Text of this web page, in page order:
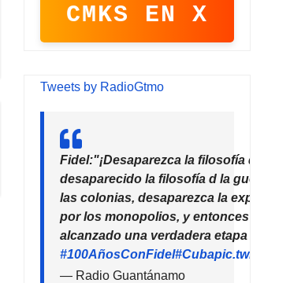
CMKS EN X
Tweets by RadioGtmo
Fidel:"¡Desaparezca la filosofía del
desaparecido la filosofía d la guerra!
las colonias, desaparezca la
por los monopolios, y entonces la
alcanzado una verdadera etapa de
#100AñosConFidel#Cuba
— Radio Guantánamo